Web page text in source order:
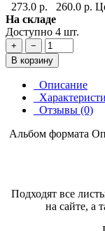
273.0 р. 260.0 р.
На складе
Доступно 4 шт.
+
−
В корзину
Описание
Отзывы (0)
Альбом формата
Подходят все
на сайте, а